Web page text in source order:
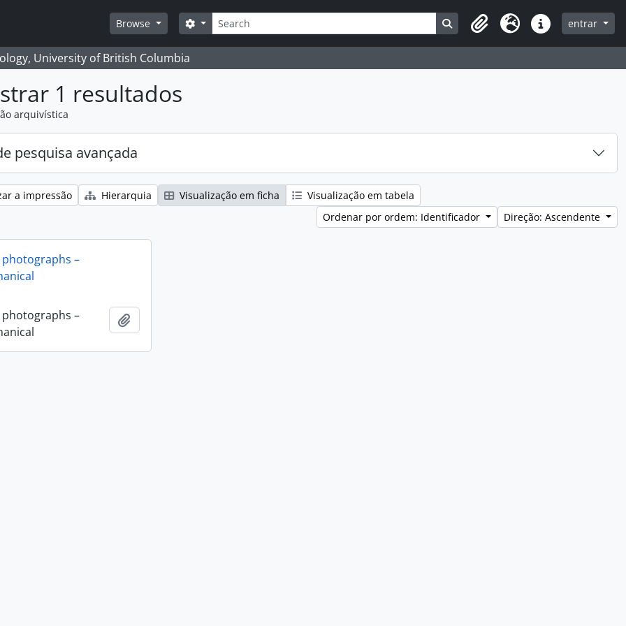
Browse
Pesquisar
Search options Search in browse page
Clipboard
Idioma Ligações rápidas
entrar
University of British Columbia
1 resultados
arquivística
pesquisa avançada
a impressão Hierarquia Visualização em ficha
Visualização em tabela
Ordenar por ordem: Identificador
Direção: Ascendente
–
–